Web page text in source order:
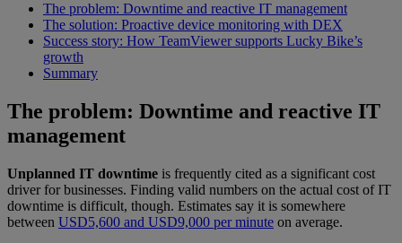
The problem: Downtime and reactive IT management
The solution: Proactive device monitoring with DEX
Success story: How TeamViewer supports Lucky Bike’s
growth
Summary
The problem: Downtime and reactive IT
management
Unplanned IT downtime is frequently cited as a significant cost
driver for businesses. Finding valid numbers on the actual cost of IT
downtime is difficult, though. Estimates say it is somewhere
between USD5,600 and USD9,000 per minute on average.